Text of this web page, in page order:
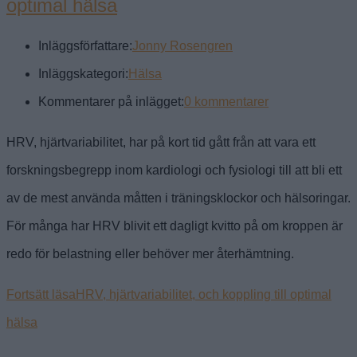
optimal hälsa
Inläggsförfattare:Jonny Rosengren
Inläggskategori: Hälsa
Kommentarer på inlägget:0 kommentarer
HRV, hjärtvariabilitet, har på kort tid gått från att vara ett
forskningsbegrepp inom kardiologi och fysiologi till att bli ett
av de mest använda måtten i träningsklockor och hälsoringar.
För många har HRV blivit ett dagligt kvitto på om kroppen är
redo för belastning eller behöver mer återhämtning.
Fortsätt läsa HRV, hjärtvariabilitet, och koppling till optimal
hälsa